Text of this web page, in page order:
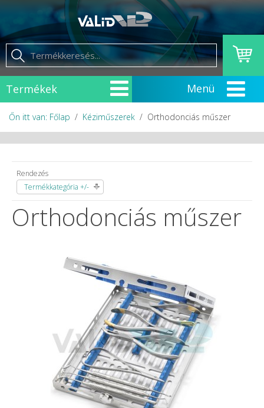
Termékek
Őn itt van: Főlap Kéziműszerek Orthodonciás műszer
Rendezés
Termékkategória +/-
Orthodonciás műszer